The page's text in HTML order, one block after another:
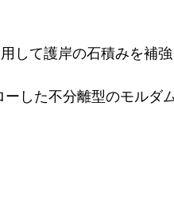
して護岸の石積みを補強
した不分離型のモルダ